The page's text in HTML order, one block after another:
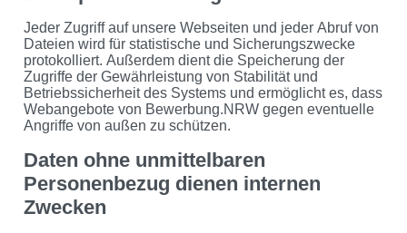
Jeder Zugriff auf unsere Webseiten und jeder Abruf von
Dateien wird für statistische und Sicherungszwecke
protokolliert. Außerdem dient die Speicherung der
Zugriffe der Gewährleistung von Stabilität und
Betriebssicherheit des Systems und ermöglicht es, dass
Webangebote von Bewerbung.NRW gegen eventuelle
Angriffe von außen zu schützen.
Daten ohne unmittelbaren
Personenbezug dienen internen
Zwecken